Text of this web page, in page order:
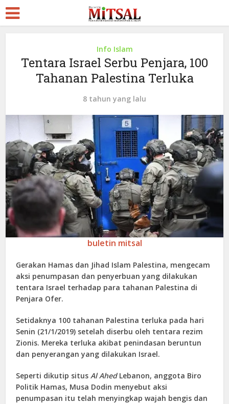
Info Islam
Tentara Israel Serbu Penjara, 100
Tahanan Palestina Terluka
8 tahun yang lalu
buletin mitsal
Gerakan Hamas dan Jihad Islam Palestina, mengecam
aksi penumpasan dan penyerbuan yang dilakukan
tentara Israel terhadap para tahanan Palestina di
Penjara Ofer.
Setidaknya 100 tahanan Palestina terluka pada hari
Senin (21/1/2019) setelah diserbu oleh tentara rezim
Zionis. Mereka terluka akibat penindasan beruntun
dan penyerangan yang dilakukan Israel.
Seperti dikutip situsAl AhedLebanon, anggota Biro
Politik Hamas, Musa Dodin menyebut aksi
penumpasan itu telah menyingkap wajah bengis dan